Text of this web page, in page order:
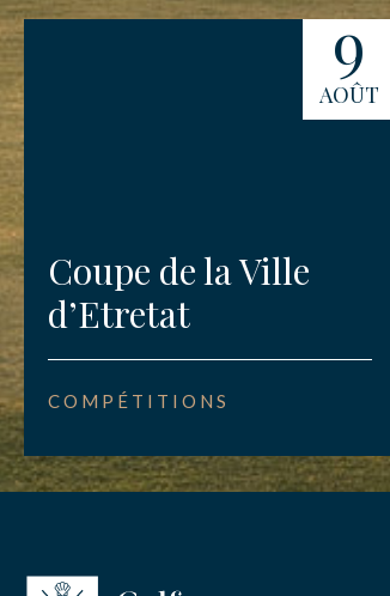
9
AOÛT
Coupe de la Ville
d’Etretat
COMPÉTITIONS